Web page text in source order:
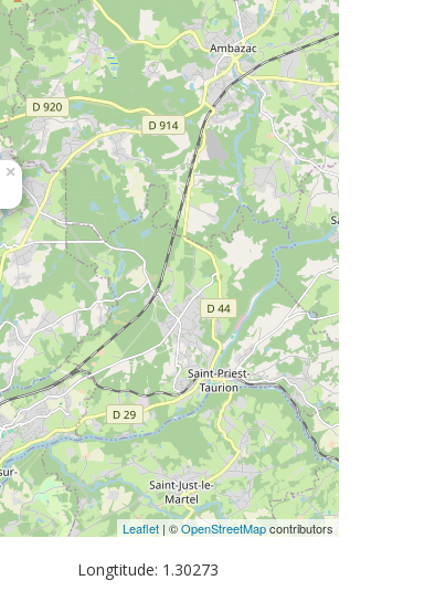
×
Leaflet | ©OpenStreetMapcontributors
Longtitude: 1.30273